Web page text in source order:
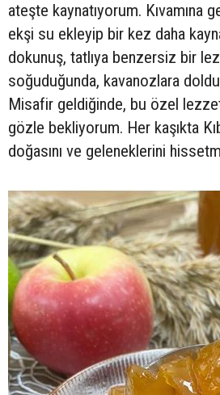
ateşte kaynatıyorum. Kıvamına
ekşi su ekleyip bir kez daha
dokunuş, tatlıya benzersiz bir
soğuduğunda, kavanozlara
Misafir geldiğinde, bu özel
gözle bekliyorum. Her kaşıkta
doğasını ve geleneklerini